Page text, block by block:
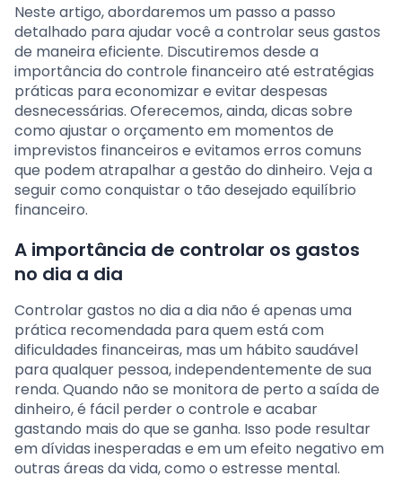
Neste artigo, abordaremos um passo a passo
detalhado para ajudar você a controlar seus gastos
de maneira eficiente. Discutiremos desde a
importância do controle financeiro até estratégias
práticas para economizar e evitar despesas
desnecessárias. Oferecemos, ainda, dicas sobre
como ajustar o orçamento em momentos de
imprevistos financeiros e evitamos erros comuns
que podem atrapalhar a gestão do dinheiro. Veja a
seguir como conquistar o tão desejado equilíbrio
financeiro.
A importância de controlar os gastos
no dia a dia
Controlar gastos no dia a dia não é apenas uma
prática recomendada para quem está com
dificuldades financeiras, mas um hábito saudável
para qualquer pessoa, independentemente de sua
renda. Quando não se monitora de perto a saída de
dinheiro, é fácil perder o controle e acabar
gastando mais do que se ganha. Isso pode resultar
em dívidas inesperadas e em um efeito negativo em
outras áreas da vida, como o estresse mental.